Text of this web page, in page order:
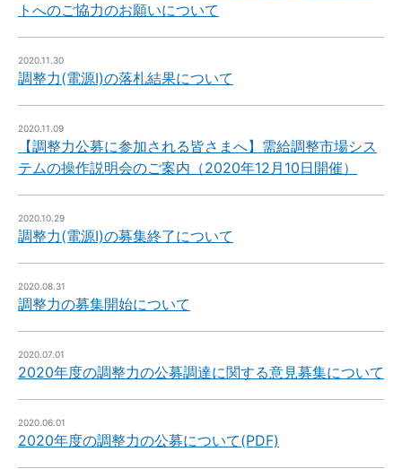
トへのご協力のお願いについて
2020.11.30
調整力(電源Ⅰ)の落札結果について
2020.11.09
【調整力公募に参加される皆さまへ】需給調整市場シス
テムの操作説明会のご案内（2020年12月10日開催）
2020.10.29
調整力(電源Ⅰ)の募集終了について
2020.08.31
調整力の募集開始について
2020.07.01
2020年度の調整力の公募調達に関する意見募集について
2020.06.01
2020年度の調整力の公募について(PDF)